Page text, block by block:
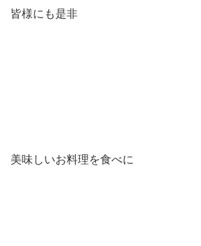
皆様にも是非
美味しいお料理を食べに